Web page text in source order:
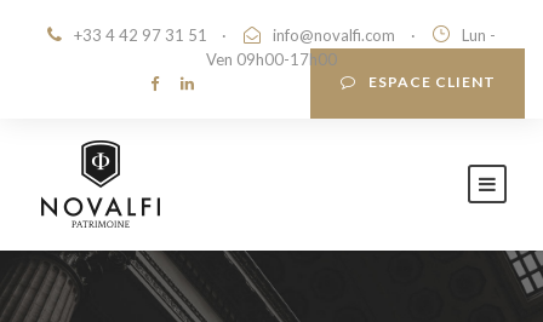
+33 4 42 97 31 51 · info@novalfi.com ·
Lun -
Ven 09h00-17h00
ESPACE CLIENT